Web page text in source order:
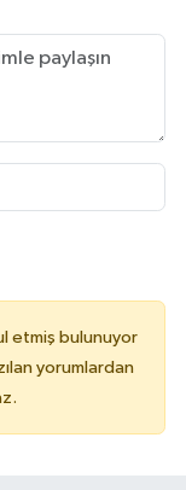
etmiş bulunuyor
yorumlardan